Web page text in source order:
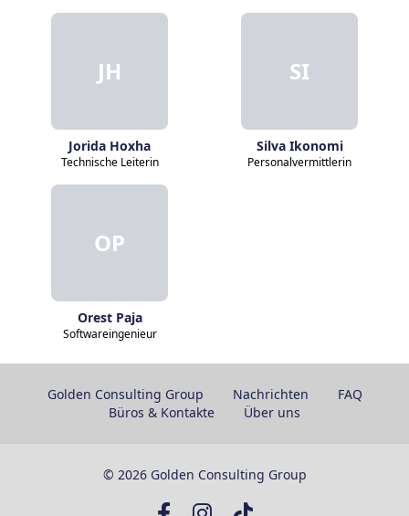
JH
Jorida Hoxha
Technische Leiterin
SI
Silva Ikonomi
Personalvermittlerin
OP
Orest Paja
Softwareingenieur
Golden Consulting Group Nachrichten
FAQ
Büros & Kontakte
Über uns
© 2026 Golden Consulting Group